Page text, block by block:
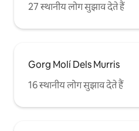
27 स्थानीय लोग सुझाव देते हैं
Gorg Molí Dels Murris
16 स्थानीय लोग सुझाव देते हैं